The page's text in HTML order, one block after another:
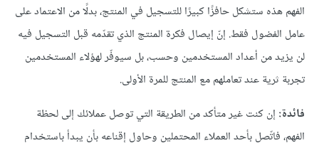
الفهم هذه ستشكل حافزًا كبيرًا للتسجيل في المنتج، بدلًا من الاعتماد على
عامل الفضول فقط. إنّ إيصال فكرة المنتج الذي تقدّمه قبل التسجيل فيه
لن يزيد من أعداد المستخدمين وحسب، بل سيوفّر لهؤلاء المستخدمين
تجربة ثرية عند تعاملهم مع المنتج للمرة الأولى.
فائدة: إن كنت غير متأكد من الطريقة التي توصل عملائك إلى لحظة
الفهم، فاتّصل بأحد العملاء المحتملين وحاول إقناعه بأن يبدأ باستخدام